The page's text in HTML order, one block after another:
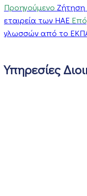
Προηγούμενο Ζήτηση
εταιρεία των HAE
γλωσσών από το
Υπηρεσίες